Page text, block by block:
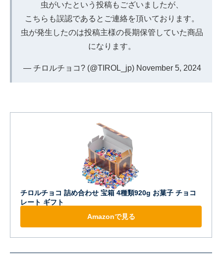
虫がいたという投稿もございましたが、
こちらも誤認であるとご連絡を頂いております。
虫が発生したのは投稿主様の長期保管していた商品
になります。
— チロルチョコ? (@TIROL_jp) November 5, 2024
チロルチョコ 詰め合わせ 宝箱 4種類920g お菓子 チョコ
レート ギフト
Amazonで見る